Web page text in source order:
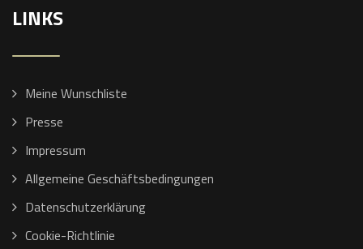
LINKS
Meine Wunschliste
Presse
Impressum
Allgemeine Geschäftsbedingungen
Datenschutzerklärung
Cookie-Richtlinie